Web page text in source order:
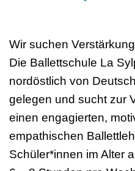
Wir suchen
Die Ballettschule La
nordöstlich von
gelegen und sucht zur
einen engagierten,
empathischen
Schüler*innen im Alter